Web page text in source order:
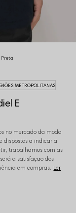
METROPOLITANAS
E
no mercado da moda
dispostos a indicar a
trabalhamos com as
a satisfação dos
em compras. Ler